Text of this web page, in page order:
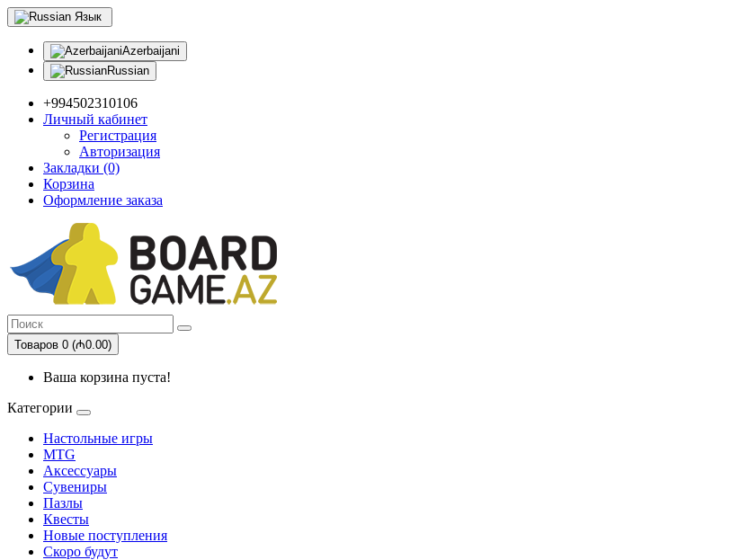
Язык
Azerbaijani
Russian
+994502310106
Личный кабинет
Регистрация
Авторизация
Закладки (0)
Корзина
Оформление заказа
Товаров 0 (₼0.00)
Ваша корзина пуста!
Категории
Настольные игры
MTG
Аксессуары
Сувениры
Пазлы
Квесты
Новые поступления
Скоро будут